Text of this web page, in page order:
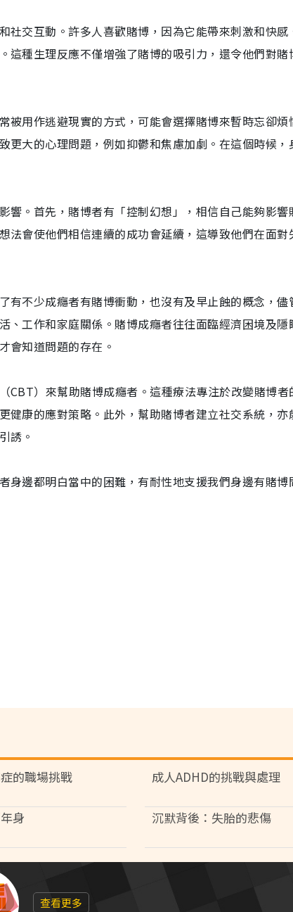
社交互動。許多人喜歡賭博，因為它能帶來刺激和快感
種生理反應不僅增強了賭博的吸引力，還令他們對賭
被用作逃避現實的方式，可能會選擇賭博來暫時忘卻煩
大的心理問題，例如抑鬱和焦慮加劇。在這個時候，
。首先，賭博者有「控制幻想」，相信自己能夠影響
法會使他們相信連續的成功會延續，這導致他們在面對
有不少成癮者有賭博衝動，也沒有及早止蝕的概念，儘
工作和家庭關係。賭博成癮者往往面臨經濟困境及隱
會知道問題的存在。
CBT）來幫助賭博成癮者。這種療法專注於改變賭博者
康的應對策略。此外，幫助賭博者建立社交系統，亦
誘。
身邊都明白當中的困難，有耐性地支援我們身邊有賭博
的職場挑戰 成人ADHD的挑戰與處理
身 沉默背後：失胎的悲傷
查看更多